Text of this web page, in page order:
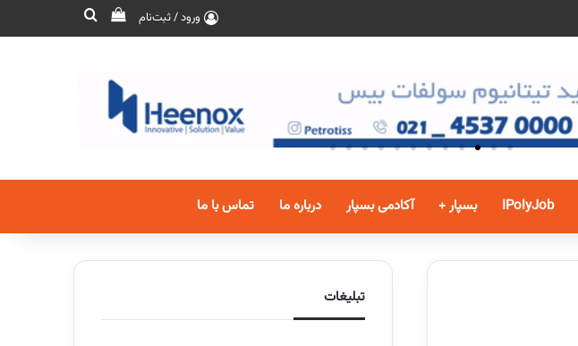
ورود / ثبت‌نام
IPolyJob بسپار + آکادمی بسپار درباره ما تماس با ما
تبلیغات